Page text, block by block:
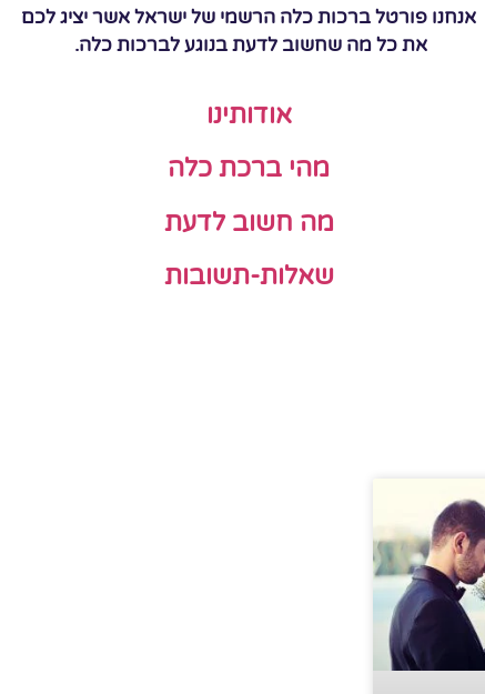
אנחנו פורטל ברכות כלה הרשמי של ישראל אשר יציג לכם
את כל מה שחשוב לדעת בנוגע לברכות כלה.
אודותינו
מהי ברכת כלה
מה חשוב לדעת
שאלות-תשובות